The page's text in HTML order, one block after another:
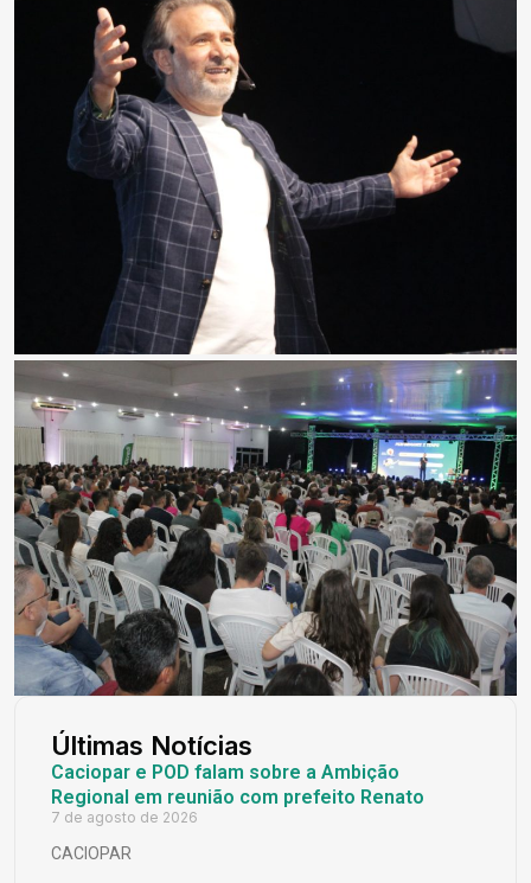
Últimas Notícias
Caciopar e POD falam sobre a Ambição
Regional em reunião com prefeito Renato
7 de agosto de 2026
CACIOPAR